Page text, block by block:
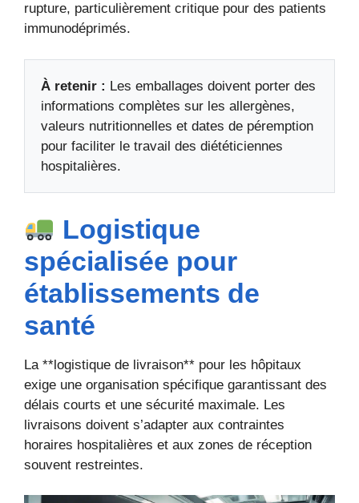
rupture, particulièrement critique pour des patients
immunodéprimés.
À retenir : Les emballages doivent porter des
informations complètes sur les allergènes,
valeurs nutritionnelles et dates de péremption
pour faciliter le travail des diététiciennes
hospitalières.
Logistique
spécialisée pour
établissements de
santé
La **logistique de livraison** pour les hôpitaux
exige une organisation spécifique garantissant des
délais courts et une sécurité maximale. Les
livraisons doivent s’adapter aux contraintes
horaires hospitalières et aux zones de réception
souvent restreintes.